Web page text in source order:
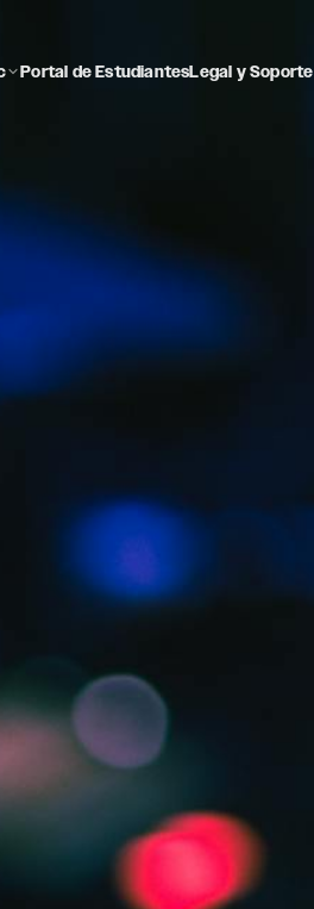
Portal de EstudiantesLegal y Soporte